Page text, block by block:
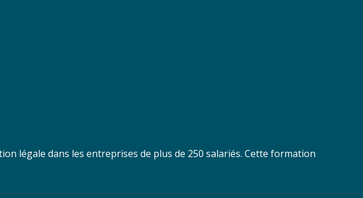
légale dans les entreprises de plus de 250 salariés. Cette formation